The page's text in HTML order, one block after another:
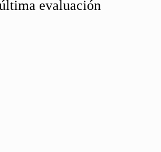
evaluación